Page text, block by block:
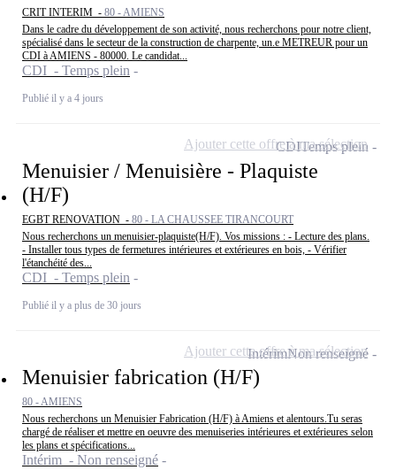
CRIT INTERIM - 80 - AMIENS
Dans le cadre du développement de son activité, nous recherchons pour notre client,
spécialisé dans le secteur de la construction de charpente, un.e METREUR pour un
CDI à AMIENS - 80000. Le candidat...
CDI - Temps plein
Publié il y a 4 jours
Menuisier / Menuisière - Plaquiste
(H/F)
EGBT RENOVATION - 80 - LA CHAUSSEE TIRANCOURT
Nous recherchons un menuisier-plaquiste(H/F). Vos missions : - Lecture des plans.
- Installer tous types de fermetures intérieures et extérieures en bois, - Vérifier
l'étanchéité des...
CDI - Temps plein
Publié il y a plus de 30 jours
CDITemps plein
Ajouter cette offre à ma sélection
Menuisier fabrication (H/F)
80 - AMIENS
Nous recherchons un Menuisier Fabrication (H/F) à Amiens et alentours.Tu seras
chargé de réaliser et mettre en oeuvre des menuiseries intérieures et extérieures selon
les plans et spécifications...
Intérim - Non renseigné
IntérimNon renseigné
Ajouter cette offre à ma sélection